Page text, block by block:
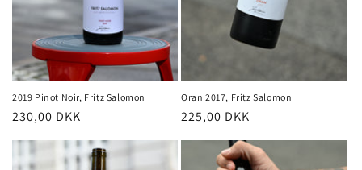
o
n
:
2019 Pinot Noir, Fritz Salomon
Normalpris
230,00 DKK
Oran 2017, Fritz Salomon
Normalpris
225,00 DKK